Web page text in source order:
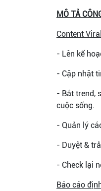
MÔ TẢ
Content
- Lên kế
- Cập nhật
- Bắt trend,
cuộc sống.
- Quản lý
- Duyệt &
- Check lại
Báo cáo